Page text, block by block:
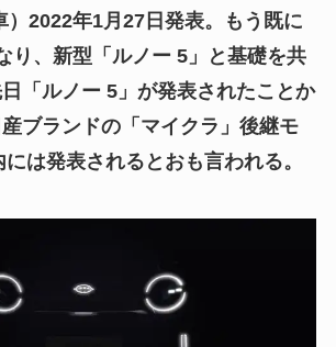
）2022年1月27日発表。もう既に
り、新型「ルノー 5」と基礎を共
「ルノー 5」が発表されたことか
ブランドの「マイクラ」後継モ
は発表されるとおも言われる。